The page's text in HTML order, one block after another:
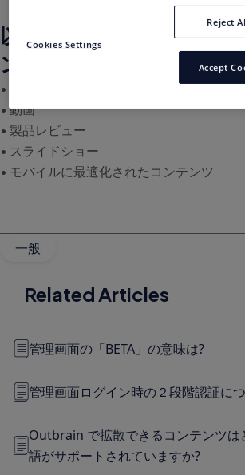
以下は、Outbrain で拡散
ンテンツの例です。
• オウンドメディアの編集記事またはブロ
• 動画
• 製品レビュー
• スライドショー
• モバイルに最適化されたコンテンツ
一般
Related Articles
管理画面の「BETA」の意味は?
管理画面ログイン時の２段階認証に
Outbrain で拡散できるコンテンツは
語がサポートされていますか?
Cookies Settings
Reject
Accept